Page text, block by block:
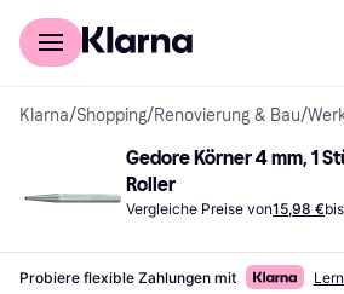
Für Shopper
Klarna/Shopping/Renovierung & Bau/
Gedore Körner 4 mm, 1
Roller
Vergleiche Preise von15,98 €bis
Probiere flexible Zahlungen mit